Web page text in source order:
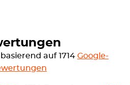
auf 1714 Google-